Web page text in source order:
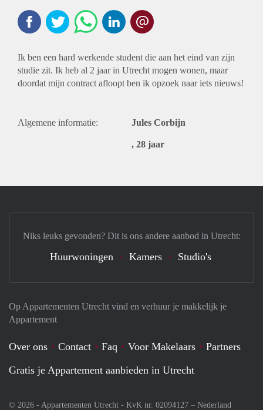
Ik ben een hard werkende student die aan het eind van zijn
studie zit. Ik heb al 2 jaar in Utrecht mogen wonen, maar
doordat mijn contract afloopt ben ik opzoek naar iets nieuws!
Algemene informatie: Jules Corbijn
, 28 jaar
Op Appartementen Utrecht vind en verhuur je makkelijk je
Appartement
Over ons Contact Faq Voor Makelaars
Partners
Gratis je Appartement aanbieden in Utrecht
© 2026 - Appartementen Utrecht - KvK nr. 02094127 – Nederland
Niks leuks gevonden? Dit is ons andere aanbod in Utrecht:
Huurwoningen Kamers Studio's